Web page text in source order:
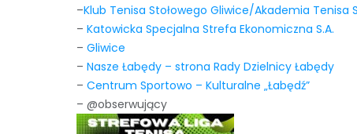
–Klub Tenisa Stołowego Gliwice/Akademia Tenisa
– Katowicka Specjalna Strefa Ekonomiczna S.A.
– Gliwice
– Nasze Łabędy – strona Rady Dzielnicy Łabędy
– Centrum Sportowo – Kulturalne „Łabędź”
– @obserwujący